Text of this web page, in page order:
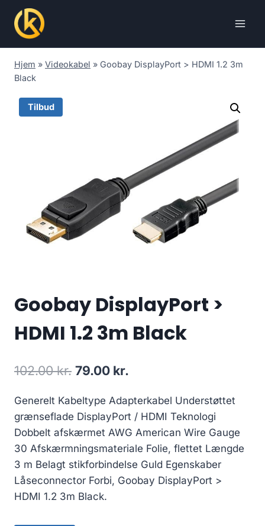
content
Hjem » Videokabel » Goobay DisplayPort > HDMI 1.2 3m
Black
Tilbud
Goobay DisplayPort >
HDMI 1.2 3m Black
102.00kr. Original
was:
102.00 kr..
79.00 kr.
is:
79.00 kr..
Generelt Kabeltype Adapterkabel Understøttet
grænseflade DisplayPort / HDMI Teknologi
Dobbelt afskærmet AWG American Wire Gauge
30 Afskærmningsmateriale Folie, flettet Længde
3 m Belagt stikforbindelse Guld Egenskaber
Låseconnector Forbi, Goobay DisplayPort >
HDMI 1.2 3m Black.